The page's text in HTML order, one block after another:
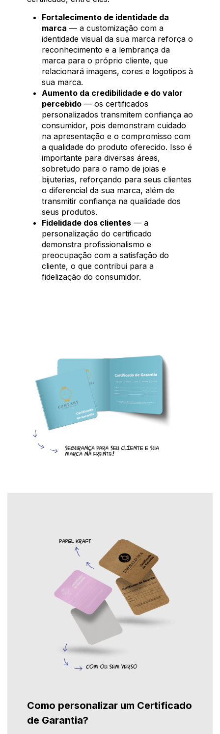
Fortalecimento de identidade da
marca — a customização com a
identidade visual da sua marca reforça o
reconhecimento e a lembrança da
marca para o próprio cliente, que
relacionará imagens, cores e logotipos à
sua marca.
Aumento da credibilidade e do valor
percebido — os certificados
personalizados transmitem confiança ao
consumidor, pois demonstram cuidado
na apresentação e o compromisso com
a qualidade do produto oferecido. Isso é
importante para diversas áreas,
sobretudo para o ramo de joias e
bijuterias, reforçando para seus clientes
o diferencial da sua marca, além de
transmitir confiança na qualidade dos
seus produtos.
Fidelidade dos clientes — a
personalização do certificado
demonstra profissionalismo e
preocupação com a satisfação do
cliente, o que contribui para a
fidelização do consumidor.
Como personalizar um Certificado
de Garantia?